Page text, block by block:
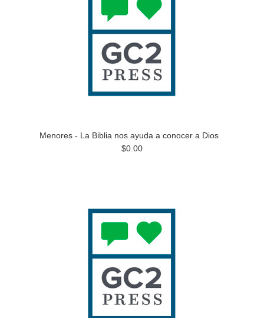
Menores - La Biblia nos ayuda a conocer a Dios
$0.00